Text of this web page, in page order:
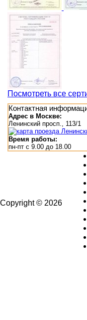
Посмотреть все
Контактная
Адрес в Москве:
Ленинский просп., 113/1
Время работы:
пн-пт с 9.00 до 18.00
Copyright © 2026